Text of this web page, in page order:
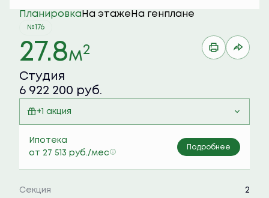
Планировка На этаже На генплане
№176
27.8м2
Студия
6 922 200 руб.
+1 акция
Ипотека
от 27 513 руб./мес
Подробнее
Секция
2